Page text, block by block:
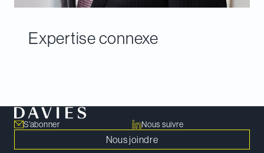
Expertise connexe
S’abonner Nous suivre
Nous joindre